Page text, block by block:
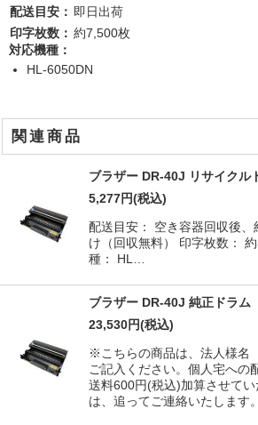
配送目安： 即日出荷
印字枚数： 約7,500枚
対応機種：
HL-6050DN
関連商品
ブラザー DR-40J リサイクル
5,277円(税込)
配送目安： 空き容器回収後、
け（回収無料） 印字枚数：
種： HL…
ブラザー DR-40J 純正ドラム
23,530円(税込)
※こちらの商品は、法人様名
ご記入ください。個人宅への
送料600円(税込)加算させて
は、追ってご連絡いたします